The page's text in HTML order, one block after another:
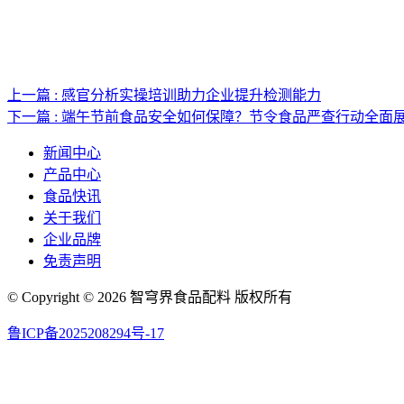
上一篇 : 感官分析实操培训助力企业提升检测能力
下一篇 : 端午节前食品安全如何保障？节令食品严查行动全面
新闻中心
产品中心
食品快讯
关于我们
企业品牌
免责声明
© Copyright © 2026 智穹界食品配料 版权所有
鲁ICP备2025208294号-17